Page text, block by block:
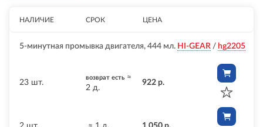
НАЛИЧИЕ СРОК ЦЕНА
5-минутная промывка двигателя, 444 мл. HI-GEAR / hg2205
23 шт.
возврат есть ≈
2 д.
922 р.